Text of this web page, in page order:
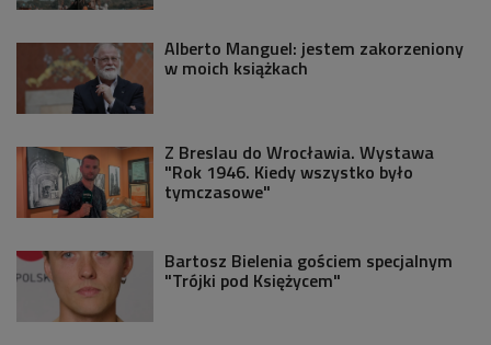
Alberto Manguel: jestem zakorzeniony
w moich książkach
Z Breslau do Wrocławia. Wystawa
"Rok 1946. Kiedy wszystko było
tymczasowe"
Bartosz Bielenia gościem specjalnym
"Trójki pod Księżycem"